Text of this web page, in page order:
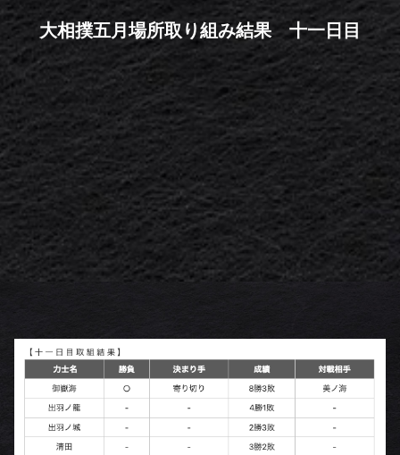
大相撲五月場所取り組み結果 十一日目